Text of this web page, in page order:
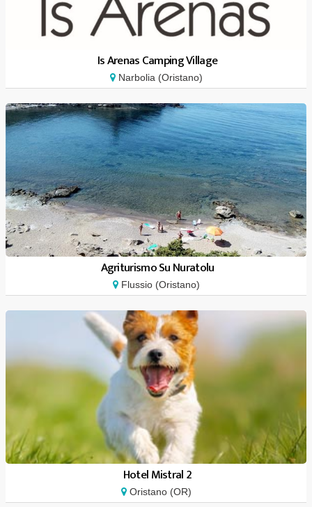
Is Arenas Camping Village
Narbolia (Oristano)
Agriturismo Su Nuratolu
Flussio (Oristano)
Hotel Mistral 2
Oristano (OR)